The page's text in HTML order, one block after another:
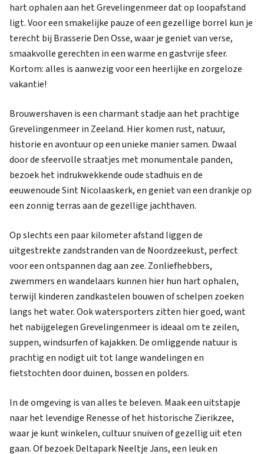
hart ophalen aan het Grevelingenmeer dat op loopafstand
ligt. Voor een smakelijke pauze of een gezellige borrel kun je
terecht bij Brasserie Den Osse, waar je geniet van verse,
smaakvolle gerechten in een warme en gastvrije sfeer.
Kortom: alles is aanwezig voor een heerlijke en zorgeloze
vakantie!
Brouwershaven is een charmant stadje aan het prachtige
Grevelingenmeer in Zeeland. Hier komen rust, natuur,
historie en avontuur op een unieke manier samen. Dwaal
door de sfeervolle straatjes met monumentale panden,
bezoek het indrukwekkende oude stadhuis en de
eeuwenoude Sint Nicolaaskerk, en geniet van een drankje op
een zonnig terras aan de gezellige jachthaven.
Op slechts een paar kilometer afstand liggen de
uitgestrekte zandstranden van de Noordzeekust, perfect
voor een ontspannen dag aan zee. Zonliefhebbers,
zwemmers en wandelaars kunnen hier hun hart ophalen,
terwijl kinderen zandkastelen bouwen of schelpen zoeken
langs het water. Ook watersporters zitten hier goed, want
het nabijgelegen Grevelingenmeer is ideaal om te zeilen,
suppen, windsurfen of kajakken. De omliggende natuur is
prachtig en nodigt uit tot lange wandelingen en
fietstochten door duinen, bossen en polders.
In de omgeving is van alles te beleven. Maak een uitstapje
naar het levendige Renesse of het historische Zierikzee,
waar je kunt winkelen, cultuur snuiven of gezellig uit eten
gaan. Of bezoek Deltapark Neeltje Jans, een leuk en